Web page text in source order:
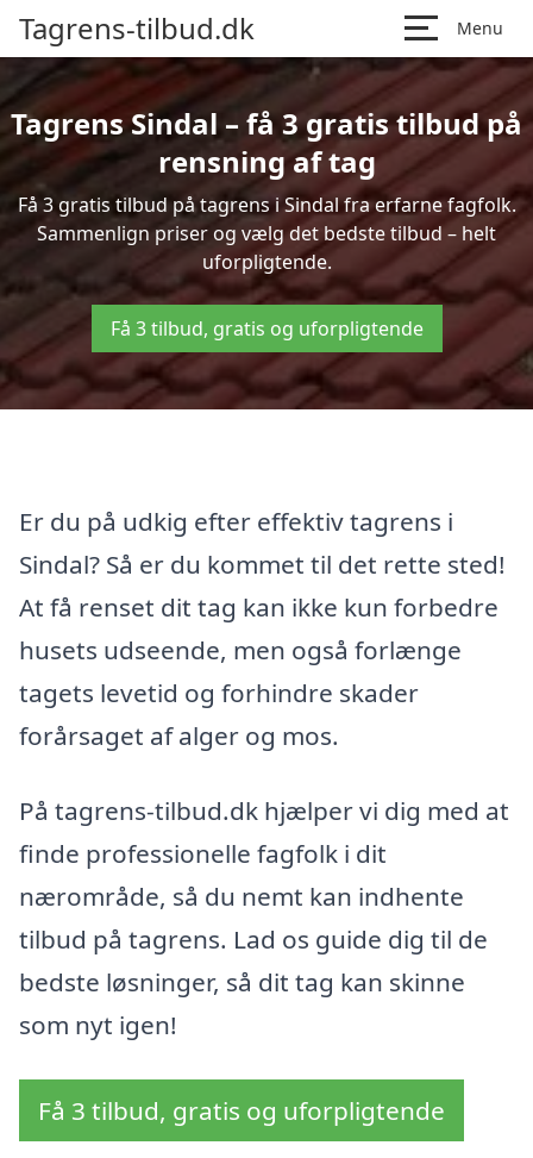
Tagrens-tilbud.dk Menu
Tagrens Sindal – få 3 gratis tilbud på
rensning af tag
Få 3 gratis tilbud på tagrens i Sindal fra erfarne fagfolk.
Sammenlign priser og vælg det bedste tilbud – helt
uforpligtende.
Få 3 tilbud, gratis og uforpligtende
Er du på udkig efter effektiv tagrens i
Sindal? Så er du kommet til det rette sted!
At få renset dit tag kan ikke kun forbedre
husets udseende, men også forlænge
tagets levetid og forhindre skader
forårsaget af alger og mos.
På tagrens-tilbud.dk hjælper vi dig med at
finde professionelle fagfolk i dit
nærområde, så du nemt kan indhente
tilbud på tagrens. Lad os guide dig til de
bedste løsninger, så dit tag kan skinne
som nyt igen!
Få 3 tilbud, gratis og uforpligtende